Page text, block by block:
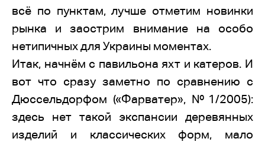
всё по пунктам, лучше отметим новинки
рынка и заострим внимание на особо
нетипичных для Украины моментах.
Итак, начнём с павильона яхт и катеров. И
вот что сразу заметно по сравнению с
Дюссельдорфом («Фарватер», №1/2005):
здесь нет такой экспансии деревянных
изделий и классических форм, мало